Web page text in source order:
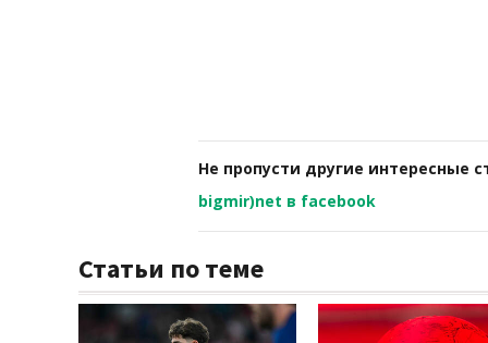
Не пропусти другие интересные
bigmir)net в facebook
Статьи по теме